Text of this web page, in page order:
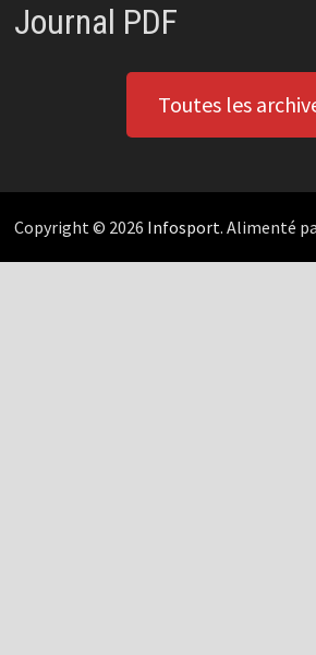
Journal PDF
Toutes les
Copyright © 2026 Infosport. Alimenté